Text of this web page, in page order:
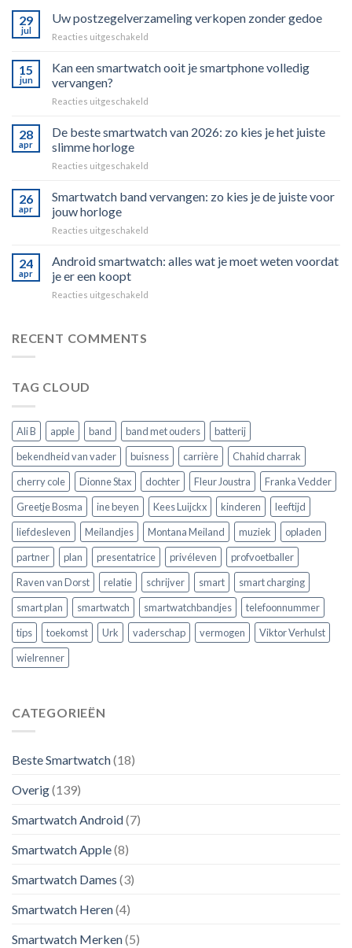
29
jul
Uw postzegelverzameling verkopen zonder gedoe
Reacties uitgeschakeld
postzegelverzameling
verkopen
15
jun
Kan een smartwatch ooit je smartphone volledig
vervangen?
Reacties uitgeschakeld
een
smartwatch
volledig
vervangen?
28
apr
De beste smartwatch van 2026: zo kies je het juiste
slimme horloge
Reacties uitgeschakeld
smartwatch
kies
26
apr
Smartwatch band vervangen: zo kies je de juiste voor
jouw horloge
Reacties uitgeschakeld
band
vervangen:
24
apr
Android smartwatch: alles wat je moet weten voordat
je er een koopt
Reacties uitgeschakeld
een
koopt
RECENT COMMENTS
TAG CLOUD
Ali B apple band band met ouders
batterij
bekendheid van vader
buisness carrière
Chahid charrak
cherry cole
Dionne Stax dochter Fleur Joustra
Franka Vedder
Greetje Bosma
ine beyen Kees Luijckx kinderen
leeftijd
liefdesleven
Meilandjes Montana Meiland muziek
opladen
partner
plan presentatrice privéleven
profvoetballer
Raven van Dorst
relatie schrijver smart
smart charging
smart plan
smartwatch smartwatchbandjes
telefoonnummer
tips
toekomst Urk vaderschap vermogen
Viktor Verhulst
wielrenner
CATEGORIEËN
Beste Smartwatch(18)
Overig(139)
Smartwatch Android(7)
Smartwatch Apple(8)
Smartwatch Dames (3)
Smartwatch Heren(4)
Smartwatch Merken(5)